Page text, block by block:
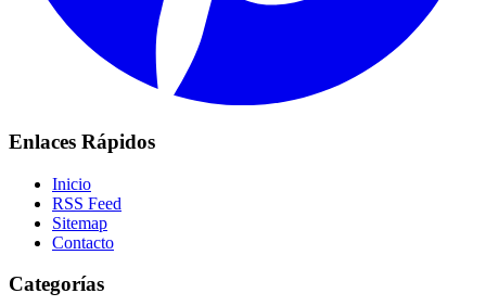
Enlaces Rápidos
Inicio
RSS Feed
Sitemap
Contacto
Categorías